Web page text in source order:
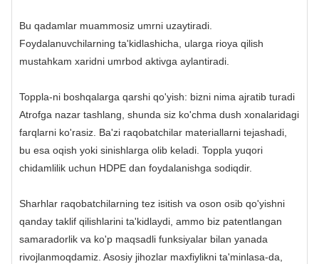
Bu qadamlar muammosiz umrni uzaytiradi.
Foydalanuvchilarning ta'kidlashicha, ularga rioya qilish
mustahkam xaridni umrbod aktivga aylantiradi.
Toppla-ni boshqalarga qarshi qo'yish: bizni nima ajratib turadi
Atrofga nazar tashlang, shunda siz ko'chma dush xonalaridagi
farqlarni ko'rasiz. Ba'zi raqobatchilar materiallarni tejashadi,
bu esa oqish yoki sinishlarga olib keladi. Toppla yuqori
chidamlilik uchun HDPE dan foydalanishga sodiqdir.
Sharhlar raqobatchilarning tez isitish va oson osib qo'yishni
qanday taklif qilishlarini ta'kidlaydi, ammo biz patentlangan
samaradorlik va ko'p maqsadli funksiyalar bilan yanada
rivojlanmoqdamiz. Asosiy jihozlar maxfiylikni ta'minlasa-da,